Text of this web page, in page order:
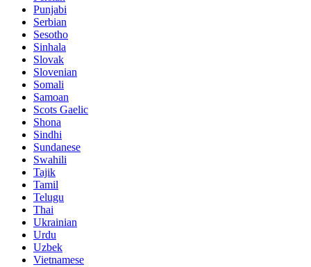
Punjabi
Serbian
Sesotho
Sinhala
Slovak
Slovenian
Somali
Samoan
Scots Gaelic
Shona
Sindhi
Sundanese
Swahili
Tajik
Tamil
Telugu
Thai
Ukrainian
Urdu
Uzbek
Vietnamese